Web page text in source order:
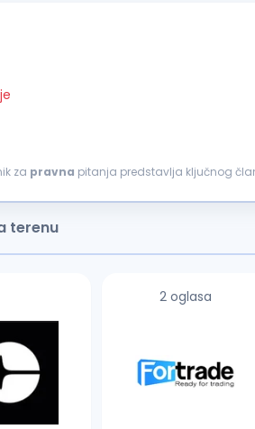
za pravna pitanja predstavlja ključnog
terenu
2 oglasa